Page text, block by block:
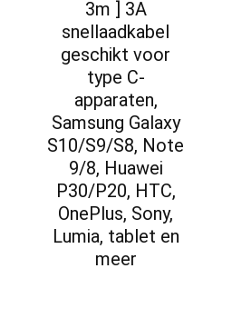
3m ] 3A
snellaadkabel
geschikt voor
type C-
apparaten,
Samsung Galaxy
S10/S9/S8, Note
9/8, Huawei
P30/P20, HTC,
OnePlus, Sony,
Lumia, tablet en
meer